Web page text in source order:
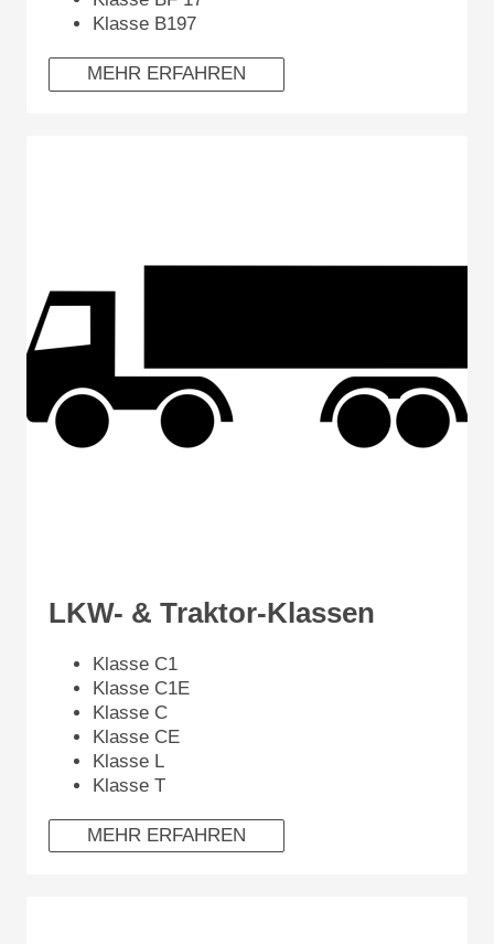
Klasse B197
MEHR ERFAHREN
LKW- & Traktor-Klassen
Klasse C1
Klasse C1E
Klasse C
Klasse CE
Klasse L
Klasse T
MEHR ERFAHREN